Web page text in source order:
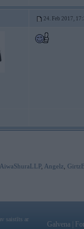
24. Feb 2017,
AiwaShuraLLP, Angelz
saistīts ar
Galvena